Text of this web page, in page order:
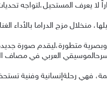
لا يعرف المستحيل،لتواجه
منخلال مزج الدراما بالأداء
وبصرية متطورة،ليقدم صورة
العربي في مصاف
فهي رحلةإنسانية وفنية